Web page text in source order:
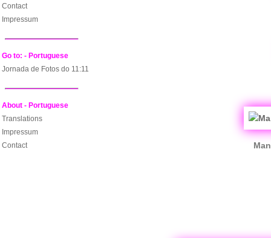
Contact
Impressum
Go to: - Portuguese
Jornada de Fotos do 11:11
About - Portuguese
Translations
Impressum
Contact